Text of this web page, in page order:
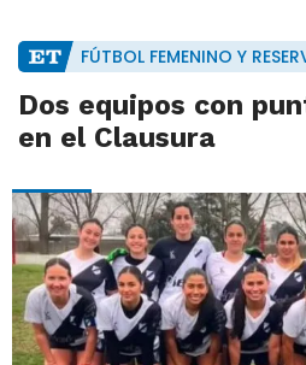
FÚTBOL FEMENINO Y
Dos equipos con
en el Clausura